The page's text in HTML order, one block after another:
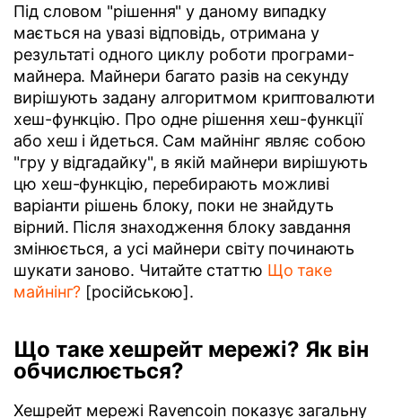
Під словом "рішення" у даному випадку
мається на увазі відповідь, отримана у
результаті одного циклу роботи програми-
майнера. Майнери багато разів на секунду
вирішують задану алгоритмом криптовалюти
хеш-функцію. Про одне рішення хеш-функції
або хеш і йдеться. Сам майнінг являє собою
"гру у відгадайку", в якій майнери вирішують
цю хеш-функцію, перебирають можливі
варіанти рішень блоку, поки не знайдуть
вірний. Після знаходження блоку завдання
змінюється, а усі майнери світу починають
шукати заново. Читайте статтю Що таке
майнінг? [російською].
Що таке хешрейт мережі? Як він
обчислюється?
Хешрейт мережі Ravencoin показує загальну